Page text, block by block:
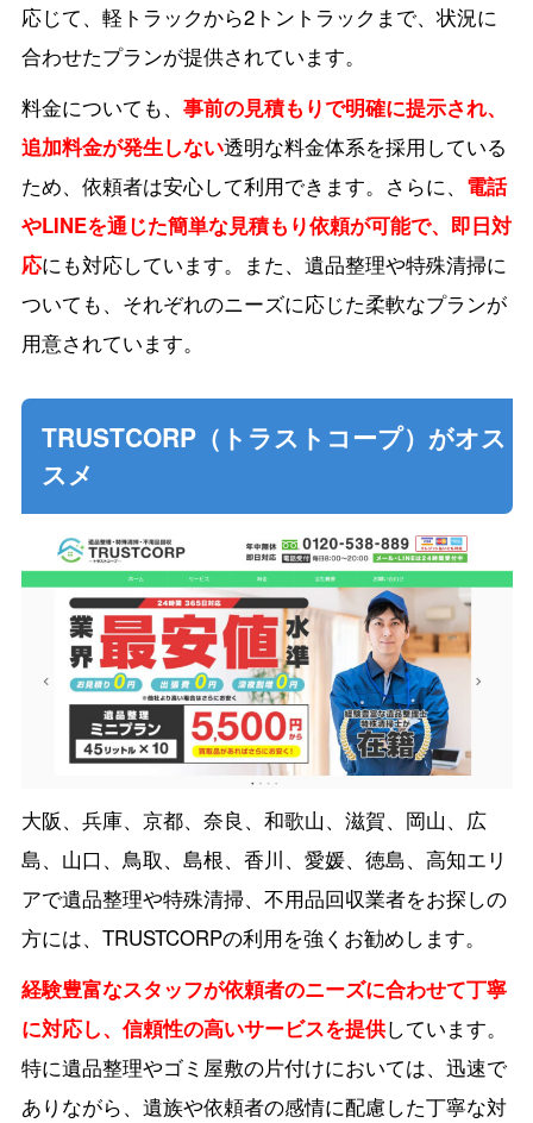
応じて、軽トラックから2トントラックまで、状況に
合わせたプランが提供されています。
料金についても、 事前の見積もりで明確に提示され、
追加料金が発生しない透明な料金体系を採用している
ため、依頼者は安心して利用できます。さらに、 電話
やLINEを通じた簡単な見積もり依頼が可能で、即日対
応にも対応しています。また、遺品整理や特殊清掃に
ついても、それぞれのニーズに応じた柔軟なプランが
用意されています。
TRUSTCORP（トラストコープ）がオス
スメ
大阪、兵庫、京都、奈良、和歌山、滋賀、岡山、広
島、山口、鳥取、島根、香川、愛媛、徳島、高知エリ
アで遺品整理や特殊清掃、不用品回収業者をお探しの
方には、TRUSTCORPの利用を強くお勧めします。
経験豊富なスタッフが依頼者のニーズに合わせて丁寧
に対応し、信頼性の高いサービスを提供しています。
特に遺品整理やゴミ屋敷の片付けにおいては、迅速で
ありながら、遺族や依頼者の感情に配慮した丁寧な対